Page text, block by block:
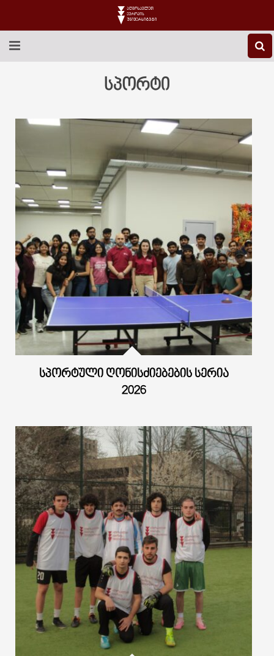
ᲙᲕᲚᲔᲕᲐ
ᲑᲘᲑᲚᲘᲝᲗᲔᲙᲐ
ᲡᲢᲣᲓᲔᲜᲢᲣᲠᲘ ᲪᲮᲝᲕᲠᲔᲑᲐ
ᲙᲝᲜᲢᲐᲥᲢᲘ
სპორტი
ᲡᲞᲝᲠᲢᲣᲚᲘ ᲦᲝᲜᲘᲡᲫᲘᲔᲑᲔᲑᲘᲡ ᲡᲔᲠᲘᲐ
2026